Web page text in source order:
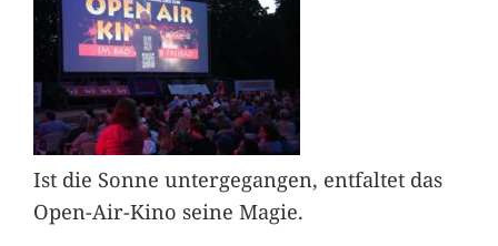
Ist die Sonne untergegangen, entfaltet das
Open-Air-Kino seine Magie.